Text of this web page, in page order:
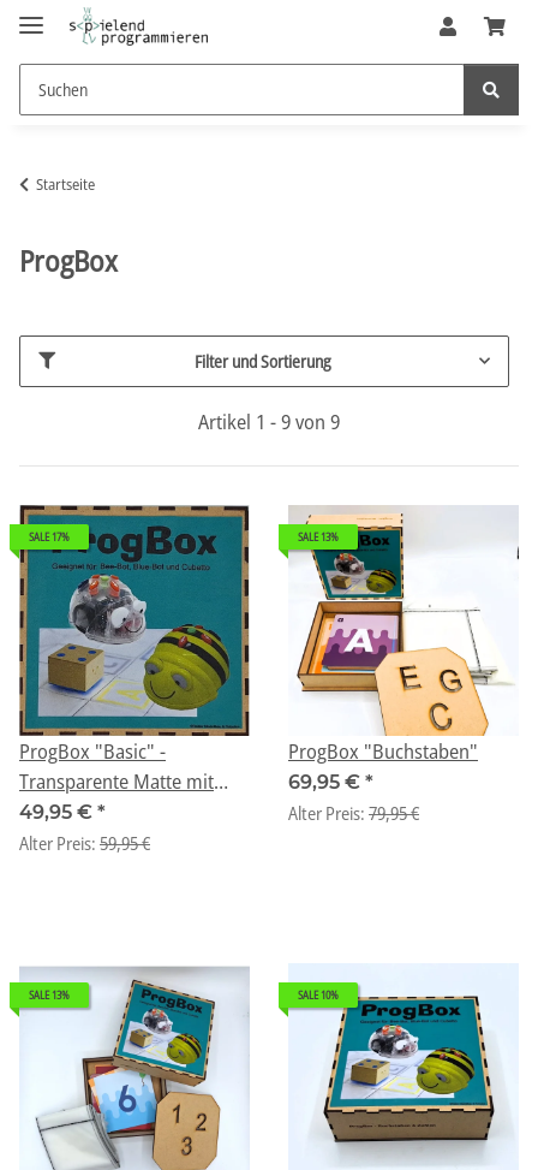
Startseite
ProgBox
Filter und Sortierung
Artikel 1 - 9 von 9
SALE 17%
ProgBox "Basic" -
Transparente Matte mit
Einschubtaschen 6x6 (36
Felder)
49,95 € *
Alter Preis: 59,95 €
SALE 13%
ProgBox "Buchstaben"
69,95 € *
Alter Preis: 79,95 €
SALE 13% SALE 10%